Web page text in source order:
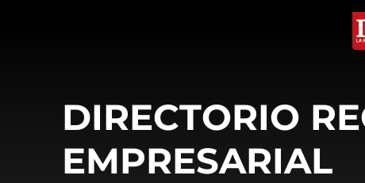
DIRECTORIO
EMPRESARIAL